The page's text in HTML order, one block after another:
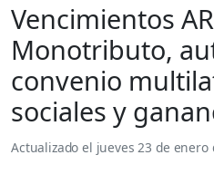
Vencimientos
Monotributo,
convenio
sociales y
Actualizado el jueves 23 de enero